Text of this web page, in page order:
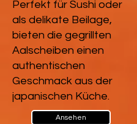
Perfekt für Sushi oder
als delikate Beilage,
bieten die gegrillten
Aalscheiben einen
authentischen
Geschmack aus der
japanischen Küche.
Ansehen